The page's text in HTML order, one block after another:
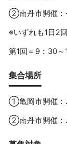
②南丹市開催：
※いずれも1日2回
第1回＝9：30
集合場所
①亀岡市開催：
②南丹市開催：